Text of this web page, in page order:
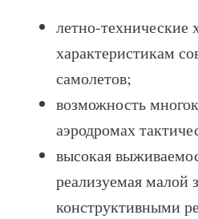
летно-технические
характеристикам
самолетов;
возможность
аэродромах
высокая
реализуемая
конструктивными